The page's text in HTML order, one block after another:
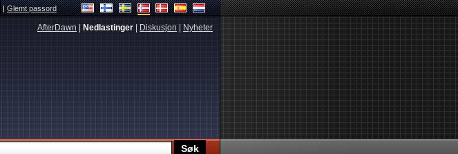
|Glemt passord
AfterDawn Nedlastinger Diskusjon Nyheter